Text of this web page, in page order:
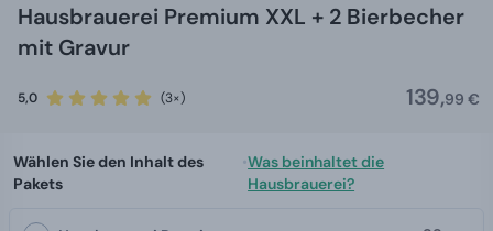
Hausbrauerei Premium XXL + 2 Bierbecher
mit Gravur
5,0 (3×) 139,99 €
Wählen Sie den Inhalt des
Pakets
•Was beinhaltet die
Hausbrauerei?